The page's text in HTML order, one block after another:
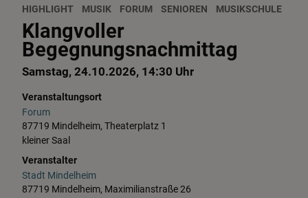
HIGHLIGHT MUSIK FORUM SENIOREN MUSIKSCHULE
Klangvoller
Begegnungsnachmittag
Samstag, 24.10.2026, 14:30 Uhr
Veranstaltungsort
Forum
87719 Mindelheim, Theaterplatz 1
kleiner Saal
Veranstalter
Stadt Mindelheim
87719 Mindelheim, Maximilianstraße 26